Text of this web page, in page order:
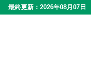
最終更新：2026年08月07日